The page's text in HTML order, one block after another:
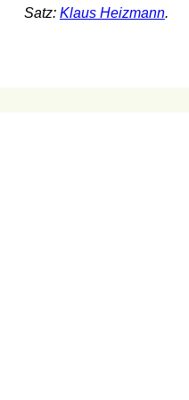
Satz: Klaus Heizmann.